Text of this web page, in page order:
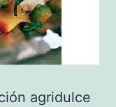
agridulce